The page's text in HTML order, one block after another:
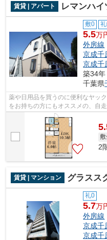
賃貸 | アパート レマンハ
敷0
5.5万
外房線
京成千
京成千
築34年
千葉県
薬や日用品を買うのに便利なヤッ
をお持ちの方にもオススメの、自
に応じて経路を選べる、2駅利用可
2
賃貸 | マンション グラスス
礼0
5.7万
外房線
京成千
京成千